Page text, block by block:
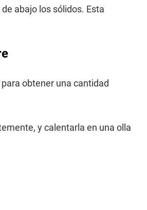
abajo los sólidos. Esta
obtener una cantidad
y calentarla en una olla